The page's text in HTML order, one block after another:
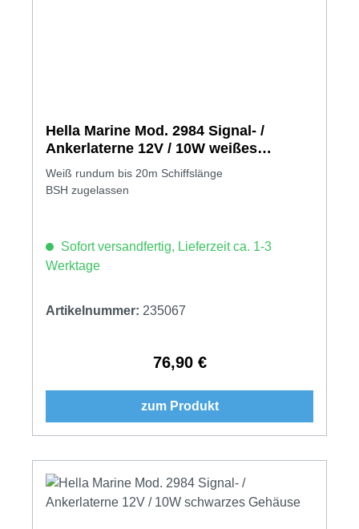
Hella Marine Mod. 2984 Signal- /
Ankerlaterne 12V / 10W weißes
Gehäuse
Weiß rundum bis 20m Schiffslänge
BSH zugelassen
Sofort versandfertig, Lieferzeit ca. 1-3
Werktage
Artikelnummer: 235067
Regulärer Preis:
76,90 €
zum Produkt